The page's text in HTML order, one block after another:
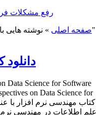
رفع مشکلات
صفحه اصلی »
نوشته هایی با کلیدواژه "کتاب مهندسی نرم افزار"
علم اطلاعات در مهندسی